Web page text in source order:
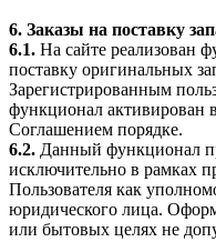
6. Заказы на поставку
6.1. На сайте реализован
поставку оригинальных
Зарегистрированным
функционал активирован
Соглашением порядке.
6.2. Данный функционал
исключительно в рамках
Пользователя как
юридического лица.
или бытовых целях не